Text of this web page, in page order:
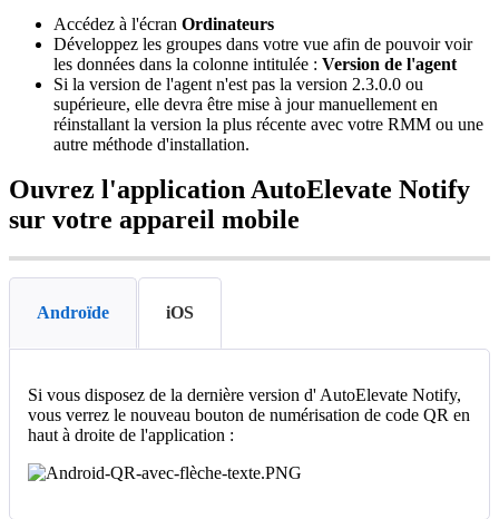
Accédez à l'écran Ordinateurs
Développez les groupes dans votre vue afin de pouvoir voir
les données dans la colonne intitulée : Version de l'agent
Si la version de l'agent n'est pas la version 2.3.0.0 ou
supérieure, elle devra être mise à jour manuellement en
réinstallant la version la plus récente avec votre RMM ou une
autre méthode d'installation.
Ouvrez l'applicationAutoElevate Notify
sur votre appareil mobile
Androïde iOS
Si vous disposez de la dernière version d' AutoElevate Notify,
vous verrez le nouveau bouton de numérisation de code QR en
haut à droite de l'application :